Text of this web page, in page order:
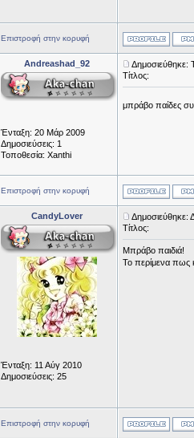
Επιστροφή στην κορυφή
Andreashad_92
Ένταξη: 20 Μάρ 2009
Δημοσιεύσεις: 1
Τοποθεσία: Xanthi
Δημοσιεύθηκε:
Τίτλος:
μπράβο παίδες
Επιστροφή στην κορυφή
CandyLover
Ένταξη: 11 Αύγ 2010
Δημοσιεύσεις: 25
Δημοσιεύθηκε:
Τίτλος:
Μπράβο παιδιά!
Το περίμενα πως
Επιστροφή στην κορυφή